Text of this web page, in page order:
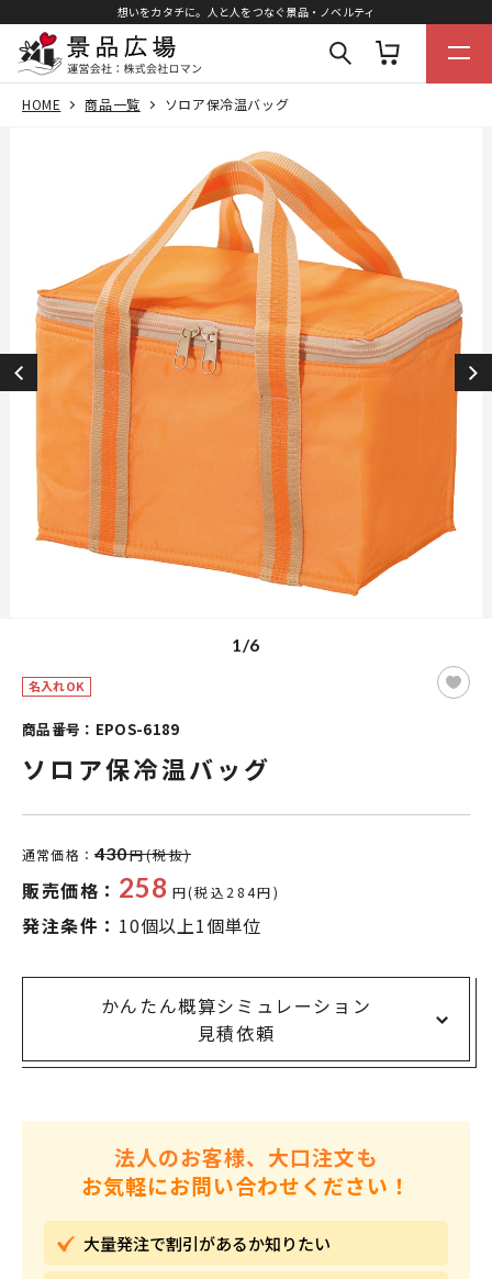
想いをカタチに。人と人をつなぐ景品・ノベルティ
HOME 商品一覧 ソロア保冷温バッグ
1/6
名入れOK
商品番号：EPOS-6189
ソロア保冷温バッグ
通常価格： 430円(税抜)
販売価格： 258 円(税込284円)
発注条件： 10個以上1個単位
かんたん概算シミュレーション
見積依頼
法人のお客様、大口注文も
お気軽にお問い合わせください！
大量発注で割引があるか知りたい